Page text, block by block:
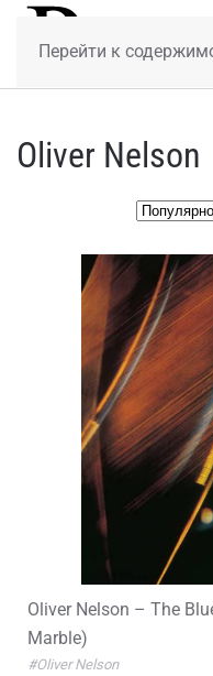
Перейти к
Oliver Nelson
Oliver Nelson – The
Marble)
#Oliver Nelson